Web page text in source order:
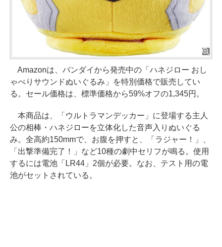
Amazonは、バンダイから発売中の「ハネジロー おし
ゃべりサウンドぬいぐるみ」を特別価格で販売してい
る。セール価格は、標準価格から59%オフの1,345円。
本商品は、「ウルトラマンデッカー」に登場する主人
公の相棒・ハネジローを立体化した音声入りぬいぐる
み。全高約150mmで、お腹を押すと、「ラジャー！」、
「出撃準備完了！」など10種の劇中セリフが鳴る。使用
するには電池「LR44」2個が必要。なお、テスト用の電
池がセットされている。